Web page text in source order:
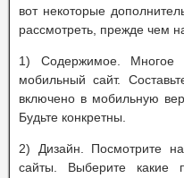
вот некоторые
рассмотреть, прежде чем
1) Содержимое. Многое
мобильный сайт.
включено в мобильную
Будьте конкретны.
2) Дизайн. Посмотрите
сайты. Выберите какие